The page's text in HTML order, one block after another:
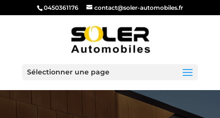
0450361176 contact@soler-automobiles.fr
Sélectionner une page